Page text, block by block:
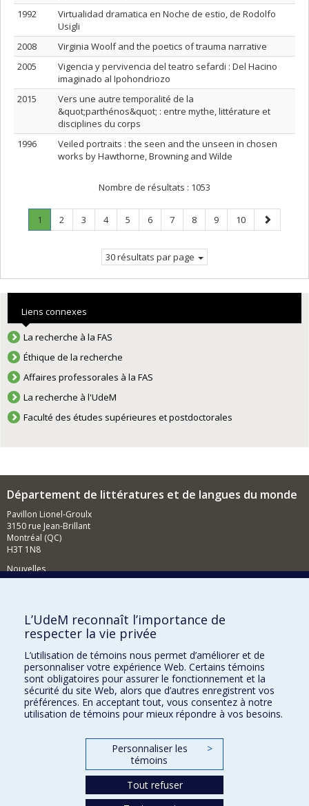
1992
Virtualidad dramatica en Noche de estio, de Rodolfo
Usigli
2008
Virginia Woolf and the poetics of trauma narrative
2005
Vigencia y pervivencia del teatro sefardi : Del Hacino
imaginado al Ipohondriozo
2015
Vers une autre temporalité de la
&quot;parthénos&quot; : entre mythe, littérature et
disciplines du corps
1996
Veiled portraits : the seen and the unseen in chosen
works by Hawthorne, Browning and Wilde
Nombre de résultats : 1053
Page
1
Page
Page
2 Page
3 Page
4 Page
5 Page
6 Page
7 Page
8 Page
9 Page
10
Page
suivante
30 résultats par page
Liens connexes
La recherche à la FAS
Éthique de la recherche
Affaires professorales à la FAS
La recherche à l'UdeM
Faculté des études supérieures et postdoctorales
Département de littératures et de langues du monde
Pavillon Lionel-Groulx
3150 rue Jean-Brillant
Montréal (QC)
H3T 1N8
Nouvelles
Comment soutenir le Département?
BESOIN D'AIDE?
Plan du site
Signaler une erreur
Accessibilité
FACULTÉ DES ARTS ET DES SCIENCES
Nos départements et écoles
L’UdeM reconnaît l’importance de
respecter la vie privée
L’utilisation de témoins nous permet d’améliorer et de
personnaliser votre expérience Web. Certains témoins
sont obligatoires pour assurer le fonctionnement et la
sécurité du site Web, alors que d’autres enregistrent vos
préférences. En acceptant tout, vous consentez à notre
utilisation de témoins pour mieux répondre à vos besoins.
Personnaliser les
témoins
>
Tout refuser